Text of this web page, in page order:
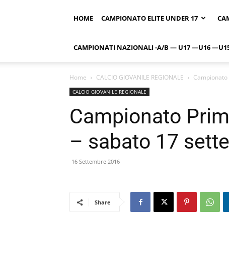
HOME CAMPIONATO ELITE UNDER 17
CAMPIONATI NAZIONALI -A/B — U17 —U16
Home CALCIO GIOVANILE REGIONALE
CALCIO GIOVANILE REGIONALE
Campionato
– sabato 17
16 Settembre 2016
Share